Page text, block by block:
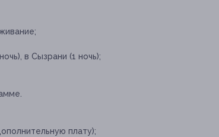
в Сызрани (1 ночь);
плату);